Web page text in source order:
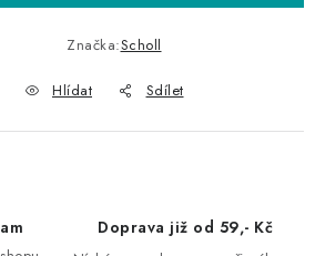
Značka:Scholl
Hlídat Sdílet
Doprava již od 59,- Kč